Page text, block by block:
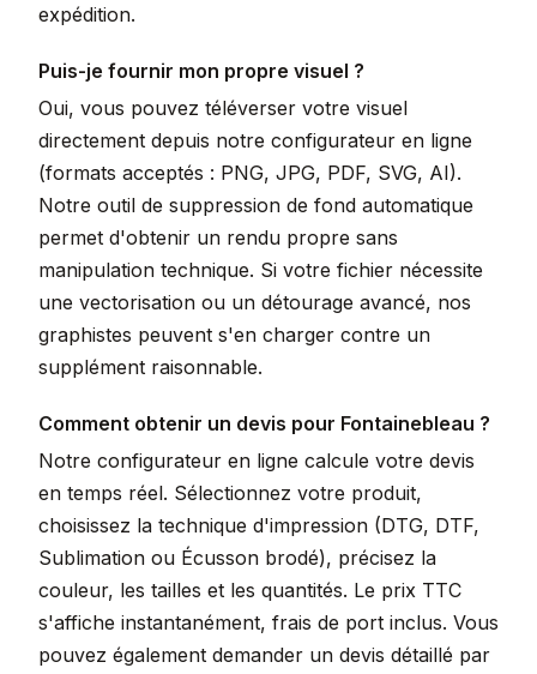
expédition.
Puis-je fournir mon propre visuel ?
Oui, vous pouvez téléverser votre visuel
directement depuis notre configurateur en ligne
(formats acceptés : PNG, JPG, PDF, SVG, AI).
Notre outil de suppression de fond automatique
permet d'obtenir un rendu propre sans
manipulation technique. Si votre fichier nécessite
une vectorisation ou un détourage avancé, nos
graphistes peuvent s'en charger contre un
supplément raisonnable.
Comment obtenir un devis pour Fontainebleau ?
Notre configurateur en ligne calcule votre devis
en temps réel. Sélectionnez votre produit,
choisissez la technique d'impression (DTG, DTF,
Sublimation ou Écusson brodé), précisez la
couleur, les tailles et les quantités. Le prix TTC
s'affiche instantanément, frais de port inclus. Vous
pouvez également demander un devis détaillé par